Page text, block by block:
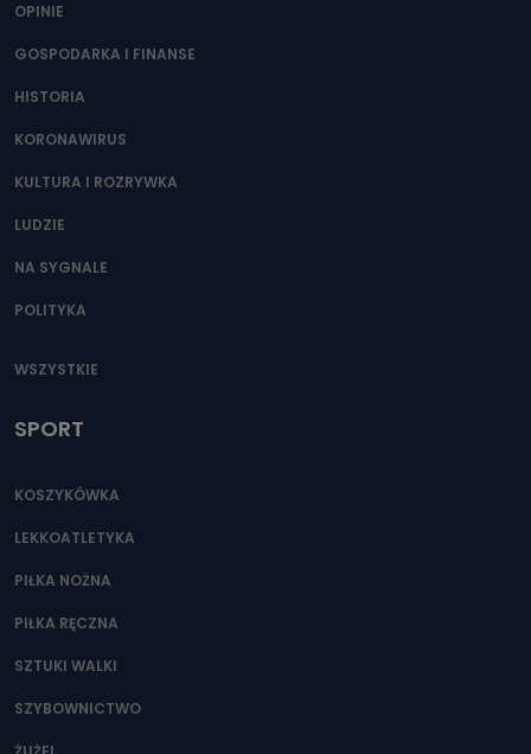
OPINIE
GOSPODARKA I FINANSE
HISTORIA
KORONAWIRUS
KULTURA I ROZRYWKA
LUDZIE
NA SYGNALE
POLITYKA
WSZYSTKIE
SPORT
KOSZYKÓWKA
LEKKOATLETYKA
PIŁKA NOŻNA
PIŁKA RĘCZNA
SZTUKI WALKI
SZYBOWNICTWO